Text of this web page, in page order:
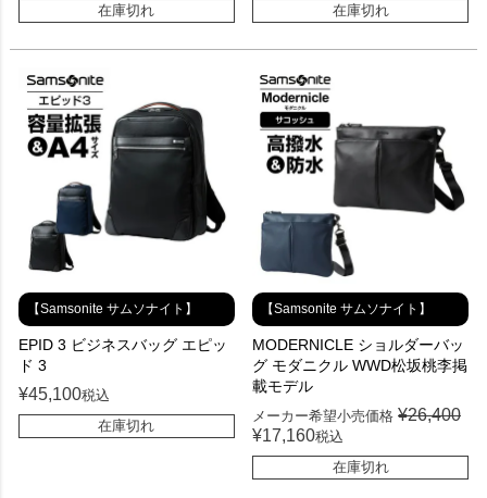
在庫切れ
在庫切れ
【Samsonite サムソナイト】
EPID 3 ビジネスバッグ エピッ
ド 3
¥45,100税込
在庫切れ
【Samsonite サムソナイト】
MODERNICLE ショルダーバッ
グ モダニクル WWD松坂桃李掲
載モデル
メーカー希望小売価格 ¥26,400
¥17,160税込
在庫切れ